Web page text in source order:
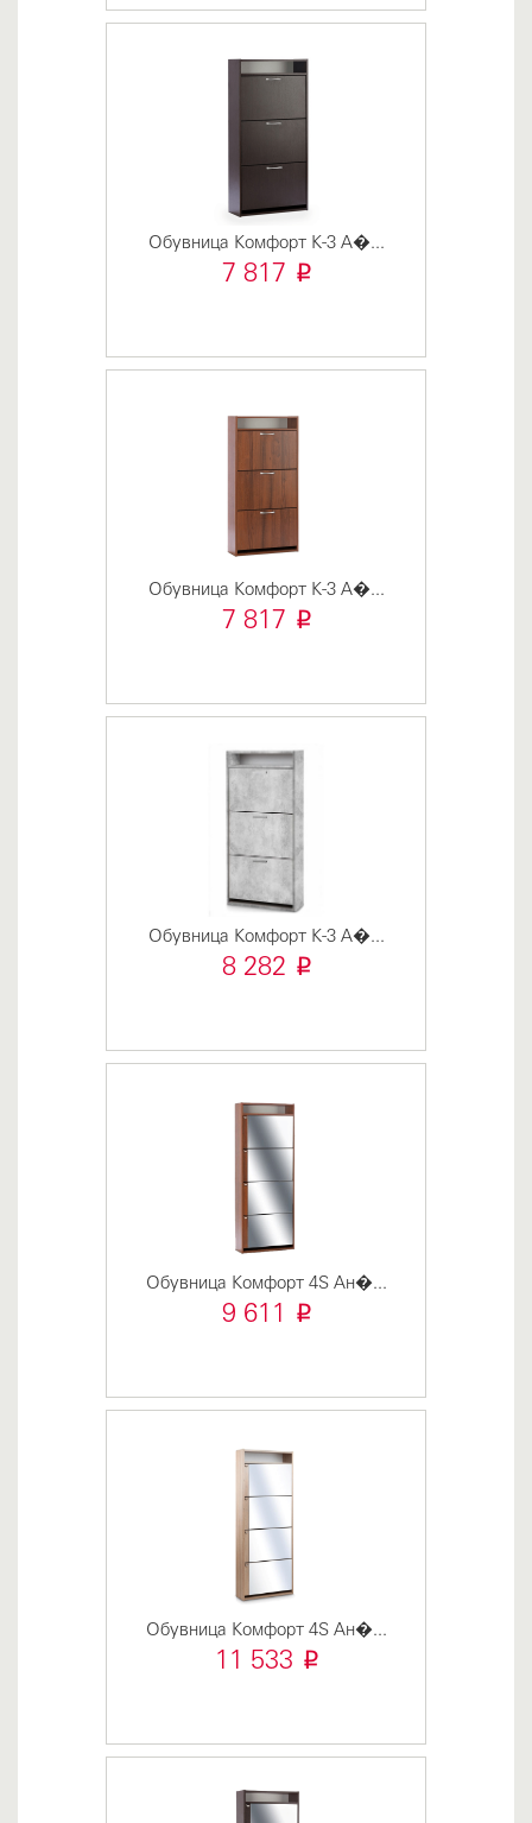
Обувница Комфорт К-3 А�...
7 817 i
Обувница Комфорт К-3 А�...
7 817 i
Обувница Комфорт К-3 А�...
8 282 i
Обувница Комфорт 4S Ан�...
9 611 i
Обувница Комфорт 4S Ан�...
11 533 i